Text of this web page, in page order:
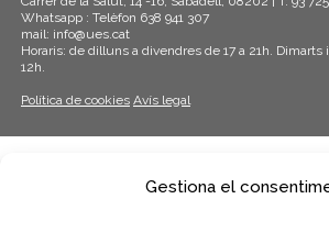
Gestiona el
Whatsapp : Telèfon 638 941 307
mail: info@ues.cat
Horaris: de dilluns a divendres de 17 a 21h.
12h.
Política de cookies Avís legal